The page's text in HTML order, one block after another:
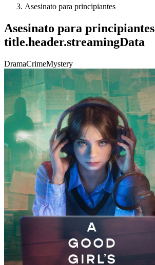
Asesinato para principiantes
Asesinato para principiantes
title.header.streamingData
DramaCrimeMystery